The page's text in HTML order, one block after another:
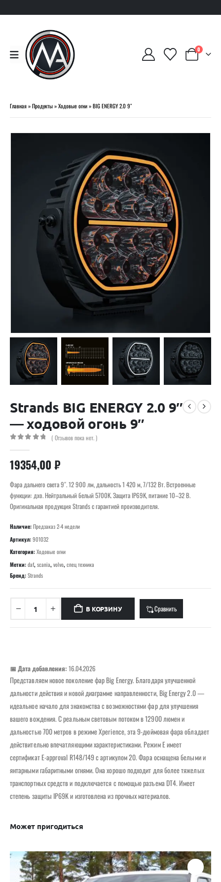
0
Главная»Продукты»Ходовые огни»BIG ENERGY 2.0 9″
Strands BIG ENERGY 2.0 9″
— ходовой огонь 9″
( Отзывов пока нет. )
19354,00 ₽
Фара дальнего света 9″. 12 900 лм, дальность 1 420 м, 7/132 Вт. Встроенные
функции: дхо. Нейтральный белый 5700K. Защита IP69K, питание 10–32 В.
Оригинальная продукция Strands с гарантией производителя.
Наличие:Предзаказ 2-4 недели
Артикул:901032
Категория:Ходовые огни
Метки:daf,scania,volvo,спец техника
Бренд:Strands
В КОРЗИНУ Сравнить
📅 Дата добавления: 16.04.2026
Представляем новое поколение фар Big Energy. Благодаря улучшенной
дальности действия и новой диаграмме направленности, Big Energy 2.0 —
идеальное начало для знакомства с возможностями фар для улучшения
вашего вождения. С реальным световым потоком в 12900 люмен и
дальностью 700 метров в режиме Xperience, эта 9-дюймовая фара обладает
действительно впечатляющими характеристиками. Режим E имеет
сертификат E-approval R148/149 с артикулом 20. Фара оснащена белыми и
янтарными габаритными огнями. Она хорошо подходит для более тяжелых
транспортных средств и подключается с помощью разъема DT4. Имеет
степень защиты IP69K и изготовлена ​​из прочных материалов.
Может пригодиться